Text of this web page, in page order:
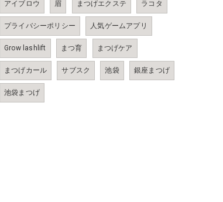
アイブロウ 眉 まつげエクステ ラコタ
プライバシーポリシー 人気ゲームアプリ
Grow lashlift まつ育 まつげケア
まつげカール サブスク 池袋 銀座まつげ
池袋まつげ